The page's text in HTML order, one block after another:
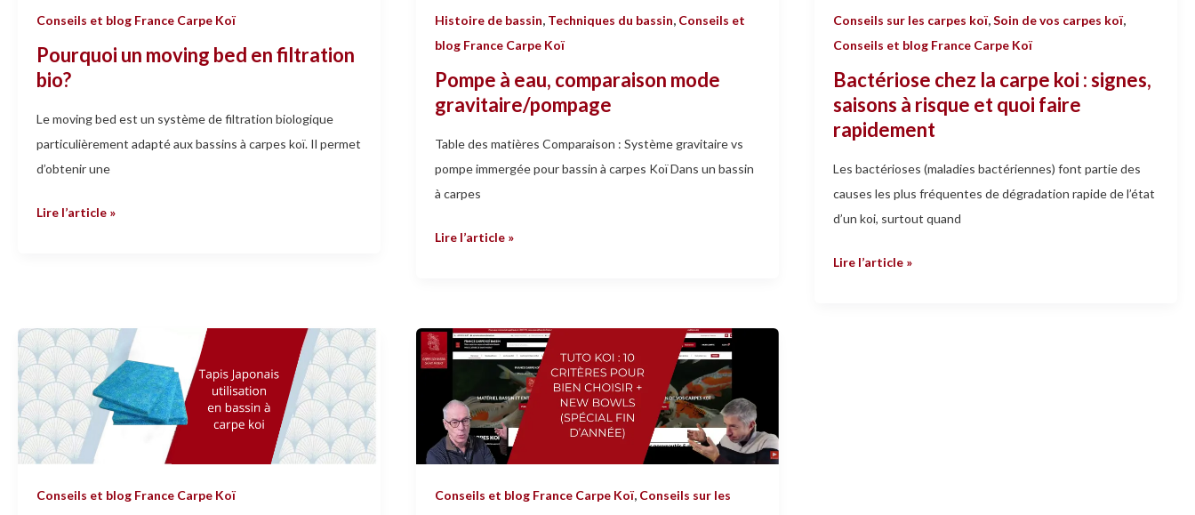
Conseils et blog France Carpe Koï
Pourquoi un moving bed en filtration
bio?
Le moving bed est un système de filtration biologique
particulièrement adapté aux bassins à carpes koï. Il permet
d’obtenir une
bio?
Lire l’article »
Histoire de bassin, Techniques du bassin, Conseils et
blog France Carpe Koï
Pompe à eau, comparaison mode
gravitaire/pompage
Table des matières Comparaison : Système gravitaire vs
pompe immergée pour bassin à carpes Koï Dans un bassin
à carpes
Lire l’article »
Conseils sur les carpes koï,Soin de vos carpes koï,
Conseils et blog France Carpe Koï
Bactériose chez la carpe koi : signes,
saisons à risque et quoi faire
rapidement
Les bactérioses (maladies bactériennes) font partie des
causes les plus fréquentes de dégradation rapide de l’état
d’un koi, surtout quand
signes,
saisons
risque
et
quoi
faire
rapidement
Lire l’article »
Conseils et blog France Carpe Koï
L’utilisation
des
tapis
japonais
dans
la
filtration
Conseils et blog France Carpe Koï, Conseils sur les
TUTO
KOI
10
critères
pour
bien